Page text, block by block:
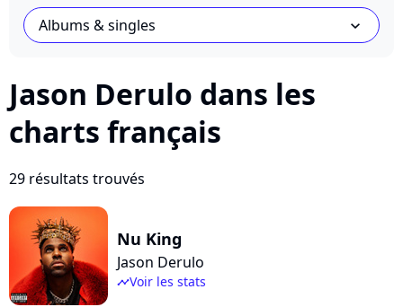
Albums & singles chevron_bot
Jason Derulo dans les
charts français
29 résultats trouvés
Nu King
Jason Derulo
timelineVoir les stats